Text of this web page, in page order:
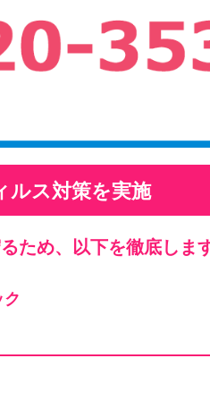
ルス対策を実施
ため、以下を徹底しま